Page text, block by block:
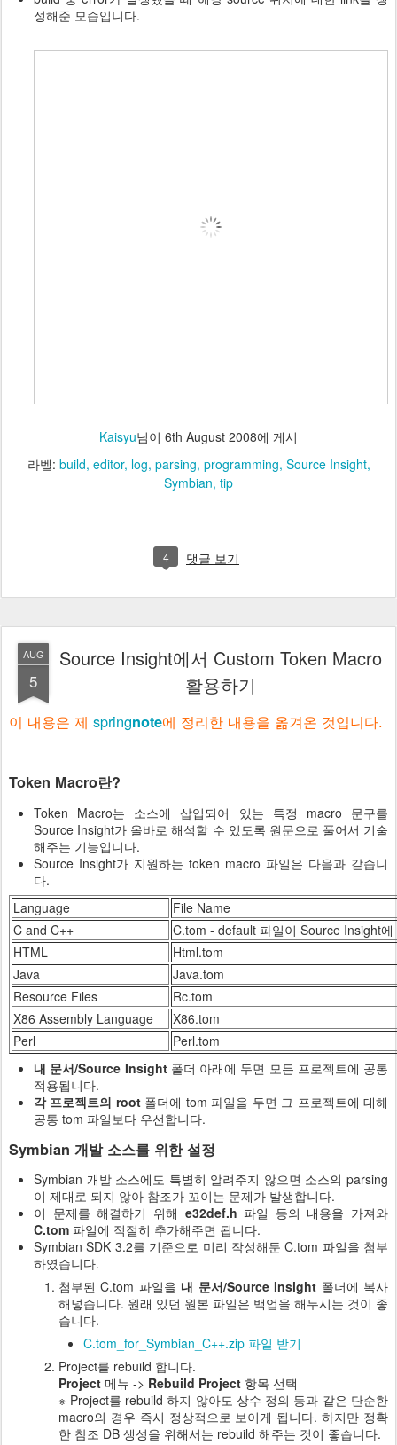
성해준 모습입니다.
Kaisyu님이 6th August 2008에 게시
라벨: build editor log parsing programming Source Insight
Symbian tip
4 댓글 보기
AUG
5
Source Insight에서 Custom Token Macro
활용하기
이 내용은 제 springnote에 정리한 내용을 옮겨온 것입니다.
Token Macro란?
Token Macro는 소스에 삽입되어 있는 특정 macro 문구를
Source Insight가 올바로 해석할 수 있도록 원문으로 풀어서 기술
해주는 기능입니다.
Source Insight가 지원하는 token macro 파일은 다음과 같습니
다.
Language
File Name
C and C++
C.tom - default 파일이 Source Insight
HTML
Html.tom
Java
Java.tom
Resource Files
Rc.tom
X86 Assembly Language
X86.tom
Perl
Perl.tom
내 문서/Source Insight폴더 아래에 두면 모든 프로젝트에 공통
적용됩니다.
각 프로젝트의 root폴더에 tom 파일을 두면 그 프로젝트에 대해
공통 tom 파일보다 우선합니다.
Symbian 개발 소스를 위한 설정
Symbian 개발 소스에도 특별히 알려주지 않으면 소스의 parsing
이 제대로 되지 않아 참조가 꼬이는 문제가 발생합니다.
이 문제를 해결하기 위해 e32def.h 파일 등의 내용을 가져와
C.tom 파일에 적절히 추가해주면 됩니다.
Symbian SDK 3.2를 기준으로 미리 작성해둔 C.tom 파일을 첨부
하였습니다.
첨부된 C.tom 파일을 내 문서/Source Insight 폴더에 복사
해넣습니다. 원래 있던 원본 파일은 백업을 해두시는 것이 좋
습니다.
C.tom_for_Symbian_C++.zip 파일 받기
Project를 rebuild 합니다.
Project 메뉴 -> Rebuild Project 항목 선택
※ Project를 rebuild 하지 않아도 상수 정의 등과 같은 단순한
macro의 경우 즉시 정상적으로 보이게 됩니다. 하지만 정확
한 참조 DB 생성을 위해서는 rebuild 해주는 것이 좋습니다.